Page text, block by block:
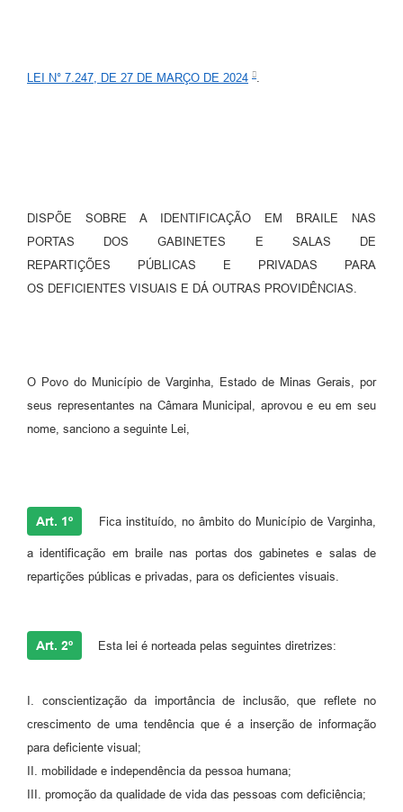
LEI N° 7.247, DE 27 DE MARÇO DE 2024 .
DISPÕE SOBRE A IDENTIFICAÇÃO EM BRAILE NAS
PORTAS DOS GABINETES E SALAS DE
REPARTIÇÕES PÚBLICAS E PRIVADAS PARA
OS DEFICIENTES VISUAIS E DÁ OUTRAS PROVIDÊNCIAS.
O Povo do Município de Varginha, Estado de Minas Gerais, por
seus representantes na Câmara Municipal, aprovou e eu em seu
nome, sanciono a seguinte Lei,
Art. 1º Fica instituído, no âmbito do Município de Varginha,
a identificação em braile nas portas dos gabinetes e salas de
repartições públicas e privadas, para os deficientes visuais.
Art. 2º Esta lei é norteada pelas seguintes diretrizes:
I. conscientização da importância de inclusão, que reflete no
crescimento de uma tendência que é a inserção de informação
para deficiente visual;
II. mobilidade e independência da pessoa humana;
III. promoção da qualidade de vida das pessoas com deficiência;